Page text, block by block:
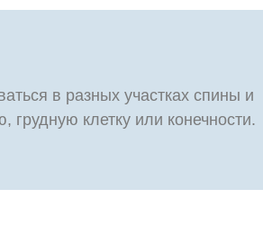
в разных участках спины и
грудную клетку или конечности.